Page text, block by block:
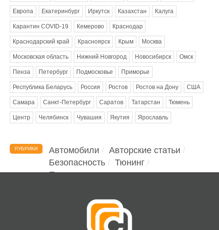
Европа Екатеринбург Иркутск Казахстан Калуга
Карантин COVID-19 Кемерово Краснодар
Краснодарский край Красноярск Крым Москва
Московская область Нижний Новгород Новосибирск Омск
Пенза Петербург Подмосковье Приморье
Республика Беларусь Россия Ростов Ростов на Дону США
Самара Санкт-Петербург Саратов Татарстан Тюмень
Центр Челябинск Чувашия Якутия Ярославль
РУБРИКИ Автомобили
Авторские статьи
Безопасность
Тюнинг
Помощь водителю